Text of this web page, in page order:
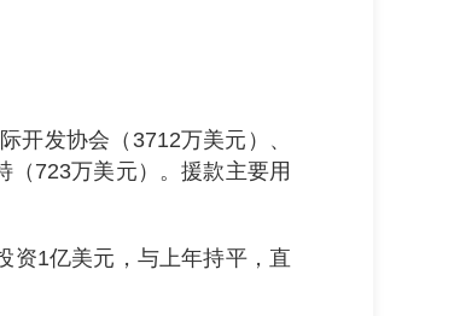
开发协会（3712万美元）、
（723万美元）。援款主要用
资1亿美元，与上年持平，直